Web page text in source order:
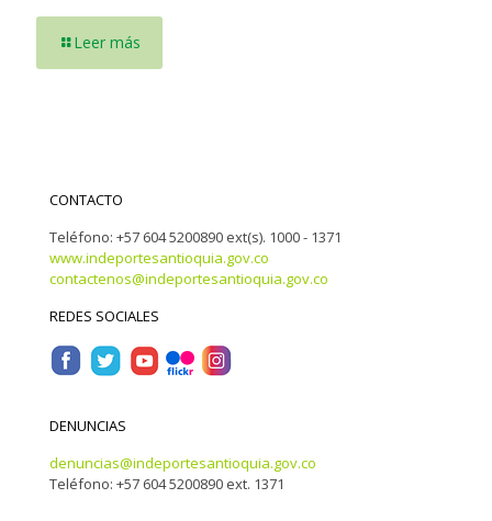
Leer más
CONTACTO
Teléfono: +57 604 5200890 ext(s). 1000 - 1371
www.indeportesantioquia.gov.co
contactenos@indeportesantioquia.gov.co
REDES SOCIALES
DENUNCIAS
denuncias@indeportesantioquia.gov.co
Teléfono: +57 604 5200890 ext. 1371